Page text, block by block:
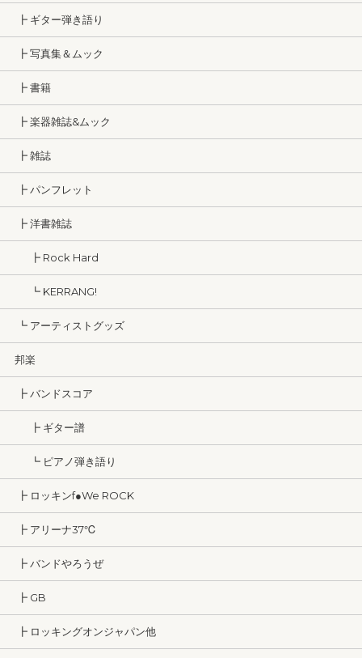
┣ ギター弾き語り
┣ 写真集＆ムック
┣ 書籍
┣ 楽器雑誌&ムック
┣ 雑誌
┣ パンフレット
┣ 洋書雑誌
┣ Rock Hard
┗ KERRANG!
┗ アーティストグッズ
邦楽
┣ バンドスコア
┣ ギター譜
┗ ピアノ弾き語り
┣ ロッキンf●We ROCK
┣ アリーナ37℃
┣ バンドやろうぜ
┣ GB
┣ ロッキングオンジャパン他